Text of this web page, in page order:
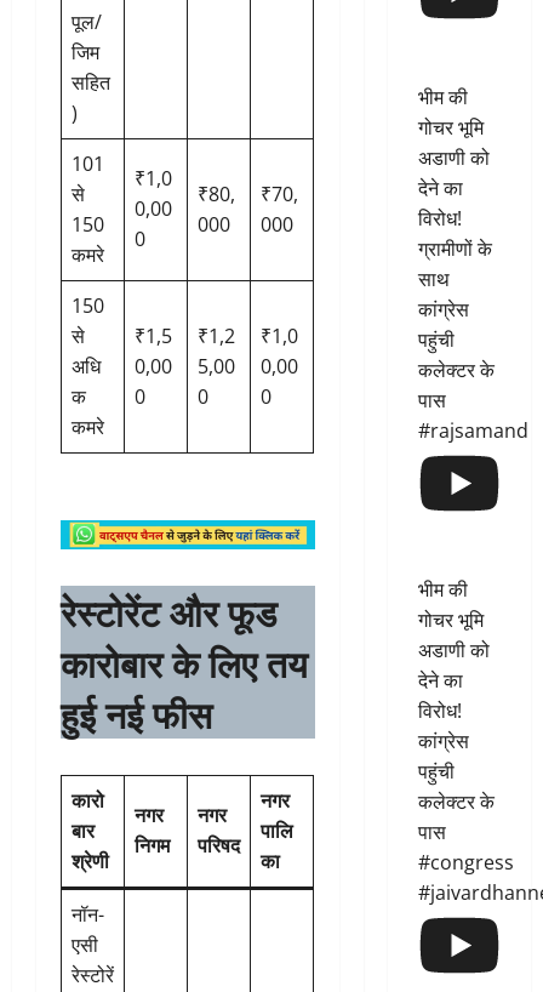
पूल/
जिम
सहित
)
101
से
150
कमरे
₹1,0
0,00
0
₹80,
000
₹70,
000
150
से
अधि
क
कमरे
₹1,5
0,00
0
₹1,2
5,00
0
₹1,0
0,00
0
रेस्टोरेंट और फूड
कारोबार के लिए तय
हुई नई फीस
कारो
बार
श्रेणी
नगर
निगम
नगर
परिषद
नगर
पालि
का
नॉन-
एसी
रेस्टोरें
भीम की
गोचर भूमि
अडाणी को
देने का
विरोध!
ग्रामीणों के
साथ
कांग्रेस
पहुंची
कलेक्टर के
पास
#rajsamand
भीम की
गोचर भूमि
अडाणी को
देने का
विरोध!
कांग्रेस
पहुंची
कलेक्टर के
पास
#congress